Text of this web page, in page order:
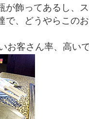
が飾ってあるし、
で、どうやらこの
お客さん率、高い